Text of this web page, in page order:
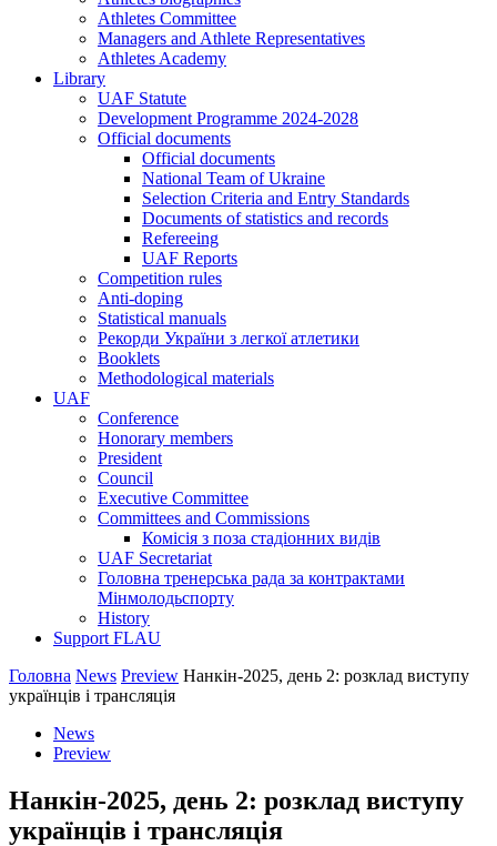
Athletes Committee
Managers and Athlete Representatives
Athletes Academy
Library
UAF Statute
Development Programme 2024-2028
Official documents
Official documents
National Team of Ukraine
Selection Criteria and Entry Standards
Documents of statistics and records
Refereeing
UAF Reports
Competition rules
Anti-doping
Statistical manuals
Рекорди України з легкої атлетики
Booklets
Methodological materials
UAF
Conference
Honorary members
President
Council
Executive Committee
Committees and Commissions
Комісія з поза стадіонних видів
UAF Secretariat
Головна тренерська рада за контрактами
Мінмолодьспорту
History
Support FLAU
Головна News Preview Нанкін-2025, день 2: розклад виступу
українців і трансляція
News
Preview
Нанкін-2025, день 2: розклад виступу
українців і трансляція